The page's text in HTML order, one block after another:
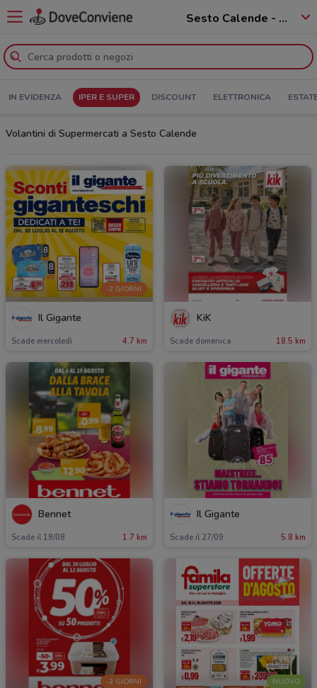
Sesto Calende - 21018
IN EVIDENZA IPER E SUPER DISCOUNT ELETTRONICA
Volantini di Supermercati a Sesto Calende
-2 GIORNI
Il Gigante
Scade mercoledì 4.7 km
KiK
Scade domenica 18.5 km
Bennet
Scade il 19/08 1.7 km
Il Gigante
Scade il 27/09 5.8 km
-2 GIORNI NUOVO